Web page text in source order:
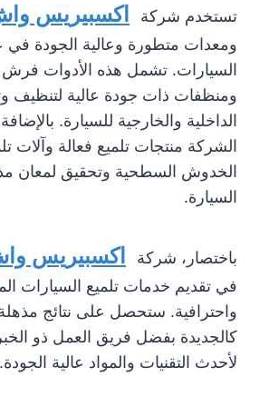
تستخدم شركة اكسبيريس
ومعدات متطورة وعالية الجودة في
السيارات. تشمل هذه الأدوات
ومنظفات ذات جودة عالية لتنظيف
الداخلية والخارجية للسيارة.
الشركة منتجات تلميع فعالة وآلات
الخدوش السطحية وتحقيق لمعان
السيارة.
باختصار، شركة اكسبيريس
في تقديم خدمات تلميع السيارات
واحترافية. ستحصل على نتائج
كالجديدة بفضل فريق العمل ذو
لأحدث التقنيات والمواد عالية الجودة.